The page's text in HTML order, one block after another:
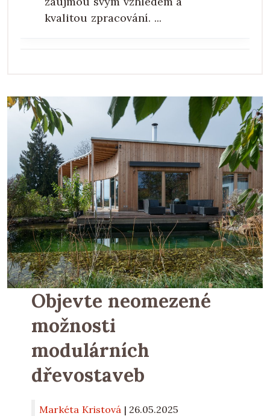
kvalitou zpracování. ...
Objevte neomezené
možnosti
modulárních
dřevostaveb
Markéta Kristová | 26.05.2025